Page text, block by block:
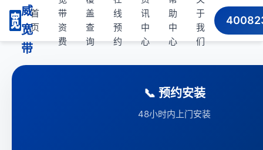
威
宽
带
首
页
带
资
费
盖
查
询
线
预
约
讯
中
心
助
中
心
于
我
们
📞 预约安装
48小时内上门安装